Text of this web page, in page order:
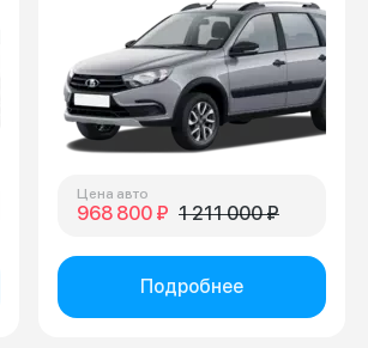
Цена авто
968 800 ₽ 1 211 000 ₽
Подробнее